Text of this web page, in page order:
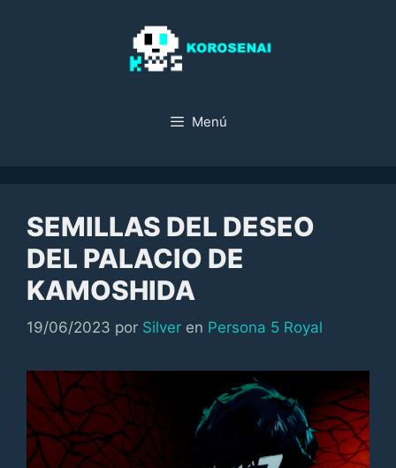
Menú
SEMILLAS DEL DESEO
DEL PALACIO DE
KAMOSHIDA
19/06/2023 por Silver en Categorías
Persona 5 Royal